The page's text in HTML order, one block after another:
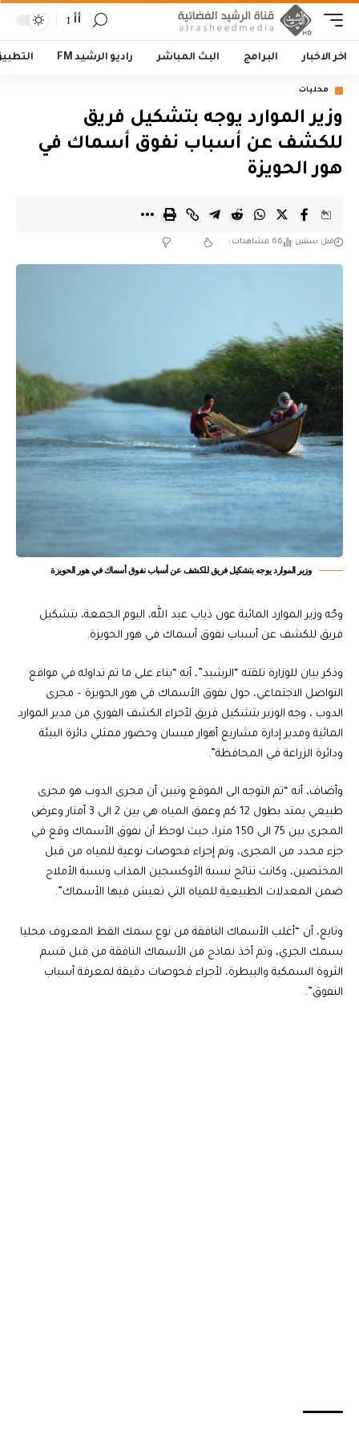
أأ
اخر الاخبار البرامج البث المباشر راديو الرشيد FM
محليات
وزير الموارد يوجه بتشكيل فريق
للكشف عن أسباب نفوق أسماك في
هور الحويزة
قبل سنتين 66 مشاهدات
وزير الموارد يوجه بتشكيل فريق للكشف عن أسباب نفوق أسماك في هور الحويزة
وجّه وزير الموارد المائية عون ذياب عبد الله، اليوم الجمعة، بتشكيل
فريق للكشف عن أسباب نفوق أسماك في هور الحويزة.
وذكر بيان للوزارة تلقته “الرشيد”، أنه “بناء على ما تم تداوله في مواقع
التواصل الاجتماعي، حول نفوق الأسماك في هور الحويزة – مجرى
الدوب ، وجه الوزير بتشكيل فريق لأجراء الكشف الفوري من مدير الموارد
المائية ومدير إدارة مشاريع أهوار ميسان وحضور ممثلي دائرة البيئة
ودائرة الزراعة في المحافظة”.
وأضاف، أنه “تم التوجه الى الموقع وتبين أن مجرى الدوب هو مجرى
طبيعي يمتد بطول 12 كم وعمق المياه هي بين 2 الى 3 أمتار وعرض
المجرى بين 75 الى 150 مترا، حيث لوحظ أن نفوق الأسماك وقع في
جزء محدد من المجرى، وتم إجراء فحوصات نوعية للمياه من قبل
المختصين، وكانت نتائج نسبة الأوكسجين المذاب ونسبة الأملاح
ضمن المعدلات الطبيعية للمياه التي تعيش فيها الأسماك”.
وتابع، أن “أغلب الأسماك النافقة من نوع سمك القط المعروف محليا
بسمك الجري، وتم أخذ نماذج من الأسماك النافقة من قبل قسم
الثروة السمكية والبيطرة، لأجراء فحوصات دقيقة لمعرفة أسباب
النفوق”.